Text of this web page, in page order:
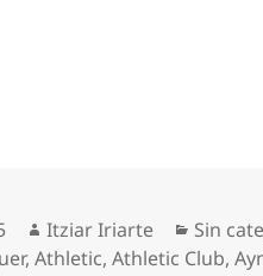
Autor
Itziar Iriarte Sin
,Athletic,Athletic Club,